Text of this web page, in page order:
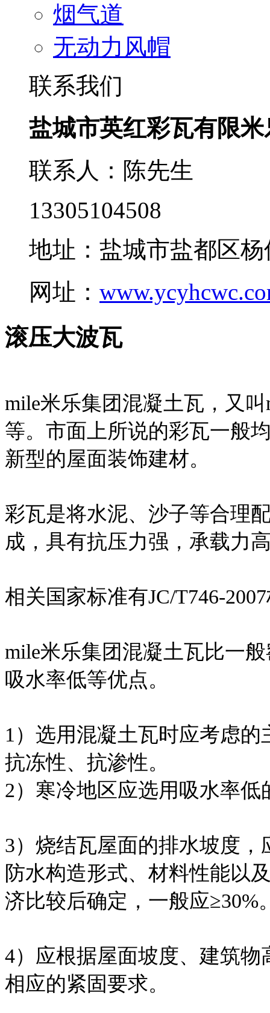
烟气道
无动力风帽
联系我们
盐城市英红彩瓦有限
联系人：陈先生
13305104508
地址：盐城市盐都区
网址：
滚压大波瓦
mile米乐集团混凝土瓦，又
等。市面上所说的彩瓦一般
新型的屋面装饰建材。
彩瓦是将水泥、沙子等合理
成，具有抗压力强，承载力
相关国家标准有JC/T746-
mile米乐集团混凝土瓦比一
吸水率低等优点。
1）选用混凝土瓦时应考虑
抗冻性、抗渗性。
2）寒冷地区应选用吸水率低
3）烧结瓦屋面的排水坡度
防水构造形式、材料性能以
济比较后确定，一般应≥30%
4）应根据屋面坡度、建筑
相应的紧固要求。